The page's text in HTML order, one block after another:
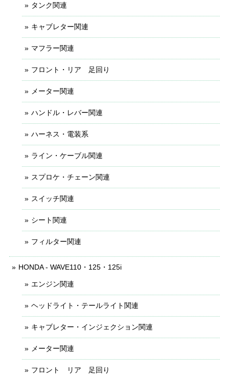
タンク関連
キャブレター関連
マフラー関連
フロント・リア 足回り
メーター関連
ハンドル・レバー関連
ハーネス・電装系
ライン・ケーブル関連
スプロケ・チェーン関連
スイッチ関連
シート関連
フィルター関連
HONDA - WAVE110・125・125i
エンジン関連
ヘッドライト・テールライト関連
キャブレター・インジェクション関連
メーター関連
フロント リア 足回り